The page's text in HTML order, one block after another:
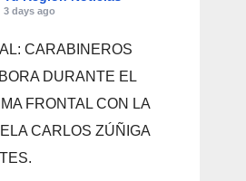
3 days ago
CARABINEROS
DURANTE EL
FRONTAL CON LA
CARLOS ZÚÑIGA